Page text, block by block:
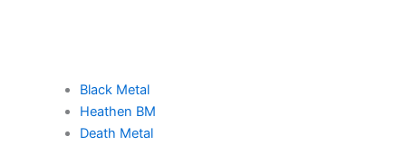
Black Metal
Heathen BM
Death Metal